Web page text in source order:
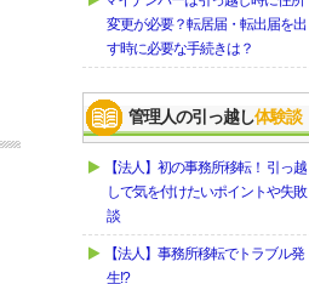
変更が必要？転居届・転出届を出
す時に必要な手続きは？
管理人の引っ越し体験談
【法人】初の事務所移転！ 引っ越
しで気を付けたいポイントや失敗
談
【法人】事務所移転でトラブル発
生!?